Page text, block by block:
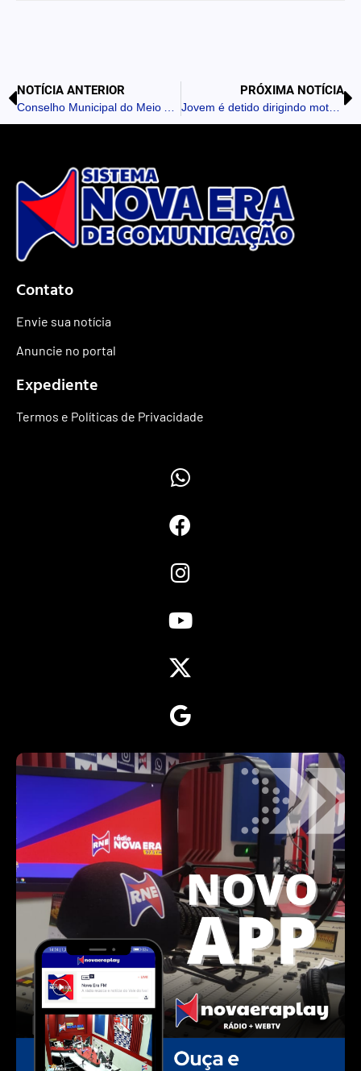
NOTÍCIA ANTERIOR
Conselho Municipal do Meio Ambiente de Kaloré realiza sua primeira reunião
PRÓXIMA NOTÍCIA
Jovem é detido dirigindo moto com placa de papel no oeste do Paraná
Contato
Envie sua notícia
Anuncie no portal
Expediente
Termos e Políticas de Privacidade